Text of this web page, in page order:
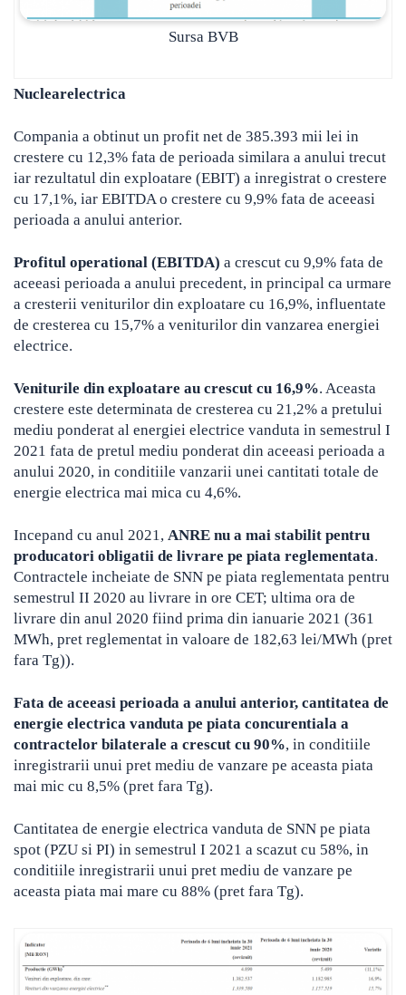
Sursa BVB
Nuclearelectrica
Compania a obtinut un profit net de 385.393 mii lei in
crestere cu 12,3% fata de perioada similara a anului trecut
iar rezultatul din exploatare (EBIT) a inregistrat o crestere
cu 17,1%, iar EBITDA o crestere cu 9,9% fata de aceeasi
perioada a anului anterior.
Profitul operational (EBITDA) a crescut cu 9,9% fata de
aceeasi perioada a anului precedent, in principal ca urmare
a cresterii veniturilor din exploatare cu 16,9%, influentate
de cresterea cu 15,7% a veniturilor din vanzarea energiei
electrice.
Veniturile din exploatare au crescut cu 16,9%. Aceasta
crestere este determinata de cresterea cu 21,2% a pretului
mediu ponderat al energiei electrice vanduta in semestrul I
2021 fata de pretul mediu ponderat din aceeasi perioada a
anului 2020, in conditiile vanzarii unei cantitati totale de
energie electrica mai mica cu 4,6%.
Incepand cu anul 2021, ANRE nu a mai stabilit pentru
producatori obligatii de livrare pe piata reglementata.
Contractele incheiate de SNN pe piata reglementata pentru
semestrul II 2020 au livrare in ore CET; ultima ora de
livrare din anul 2020 fiind prima din ianuarie 2021 (361
MWh, pret reglementat in valoare de 182,63 lei/MWh (pret
fara Tg)).
Fata de aceeasi perioada a anului anterior, cantitatea de
energie electrica vanduta pe piata concurentiala a
contractelor bilaterale a crescut cu 90%, in conditiile
inregistrarii unui pret mediu de vanzare pe aceasta piata
mai mic cu 8,5% (pret fara Tg).
Cantitatea de energie electrica vanduta de SNN pe piata
spot (PZU si PI) in semestrul I 2021 a scazut cu 58%, in
conditiile inregistrarii unui pret mediu de vanzare pe
aceasta piata mai mare cu 88% (pret fara Tg).